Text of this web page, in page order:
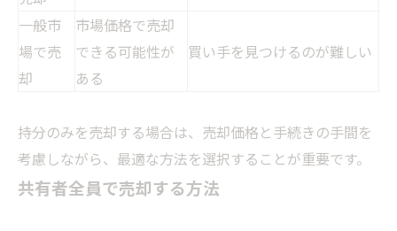
一般市
場で売
却
市場価格で売却
できる可能性が
ある
買い手を見つけるのが難しい
持分のみを売却する場合は、売却価格と手続きの手間を
考慮しながら、最適な方法を選択することが重要です。
共有者全員で売却する方法